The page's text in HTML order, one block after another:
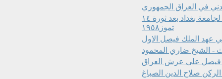
في العراق الجمهوري
الأستاذ الدكتور عبد الجبار عبد الله ١٩١٣-١٩٦٩ أول رئيس لجامعة بغداد بعد ثورة ١٤
تموز١٩٥٨
عهد الملك فيصل الاول
- الشيخ ضاري المحمود
على عرش العراق
الركن صلاح الدين الصباغ